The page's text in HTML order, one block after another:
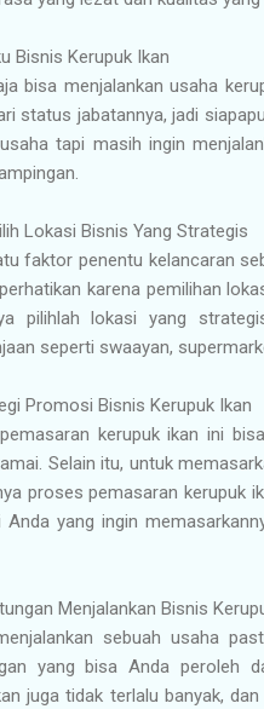
Bisnis Kerupuk Ikan
bisa menjalankan usaha
status jabatannya, jadi
tapi masih ingin
Lokasi Bisnis Yang Strategis
faktor penentu kelancaran
karena pemilihan
pilihlah lokasi yang
seperti swaayan,
Promosi Bisnis Kerupuk Ikan
kerupuk ikan ini
Selain itu, untuk
proses pemasaran kerupuk
Anda yang ingin
Menjalankan Bisnis
sebuah usaha
yang bisa Anda peroleh
juga tidak terlalu banyak,